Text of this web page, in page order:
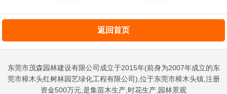
返回首页
东莞市茂森园林建设有限公司成立于2015年(前身为2007年成立的东
莞市樟木头红树林园艺绿化工程有限公司),位于东莞市樟木头镇,注册
资金500万元,是集苗木生产,时花生产,园林景观